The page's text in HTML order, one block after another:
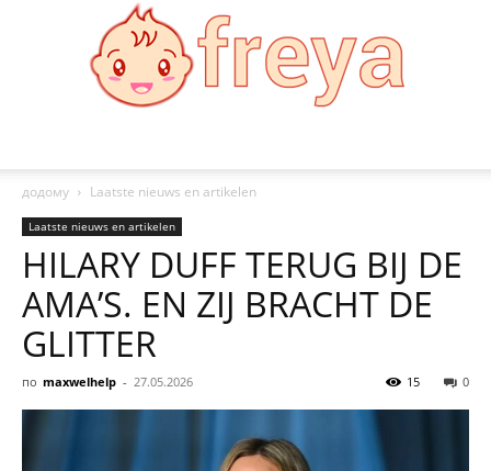
додому
Laatste nieuws en artikelen
Laatste nieuws en artikelen
HILARY DUFF TERUG BIJ DE
AMA’S. EN ZIJ BRACHT DE
GLITTER
по maxwelhelp - 27.05.2026 0
15